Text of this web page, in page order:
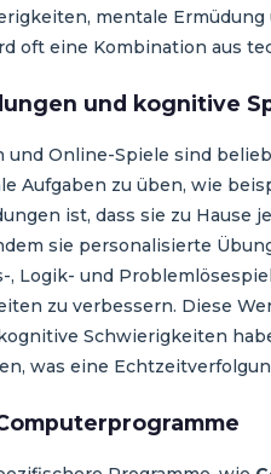
mentale
oft eine Kombination aus
und kognitive
und Online-Spiele sind
Aufgaben zu üben, wie
ist, dass sie zu
sie personalisierte
, Logik- und
zu verbessern. Diese
Schwierigkeiten
was eine